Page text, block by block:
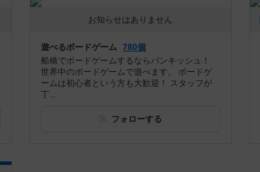
お知らせはありません
遊べるボードゲーム 780個
船橋でボードゲームするならバンキッシュ！
世界中のボードゲームで遊べます。 ボードゲ
ームは初心者という方も大歓迎！ スタッフが
丁...
フォローする